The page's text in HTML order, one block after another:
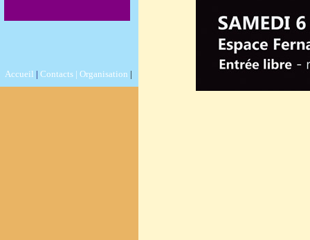
Accueil | Contacts | Organisation |